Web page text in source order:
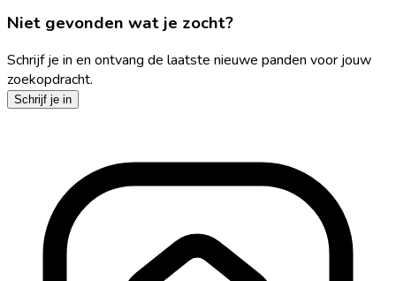
Niet gevonden wat je zocht?
Schrijf je in en ontvang de laatste nieuwe panden voor jouw
zoekopdracht.
Schrijf je in